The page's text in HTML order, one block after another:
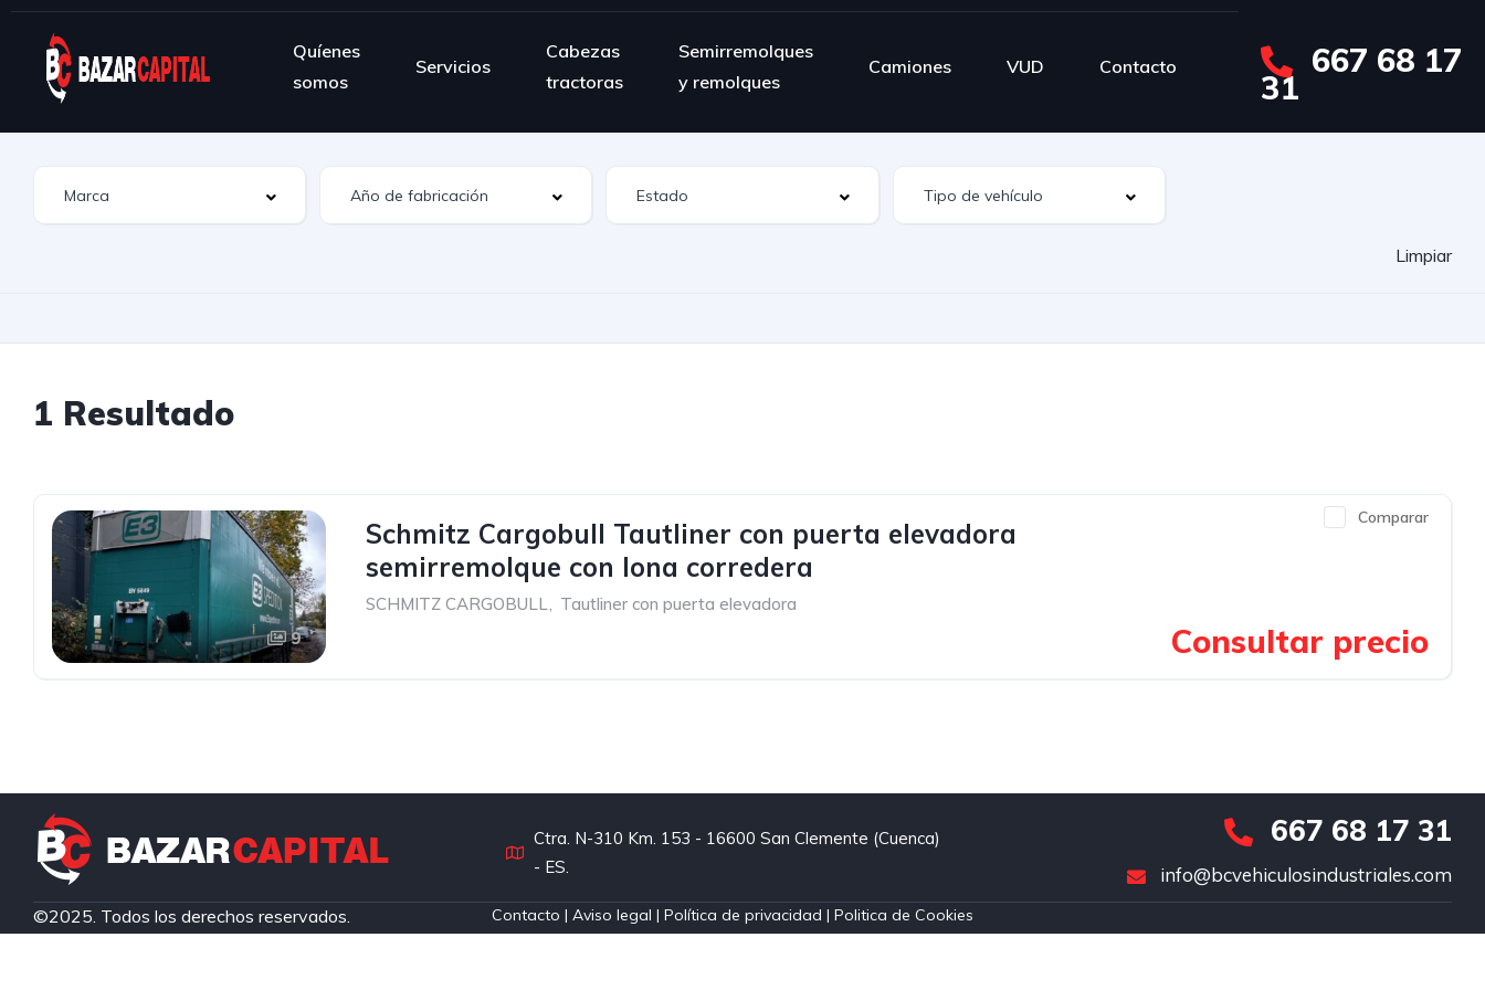
Quíenes
somos
Servicios
Cabezas
tractoras
Semirremolques
y remolques
Camiones VUD Contacto 667 68 17
31
Limpiar
1 Resultado
9
Comparar
Schmitz Cargobull Tautliner con puerta elevadora
semirremolque con lona corredera
SCHMITZ CARGOBULL, Tautliner con puerta elevadora
Consultar precio
Ctra. N-310 Km. 153 - 16600 San Clemente (Cuenca)
- ES.
667 68 17 31
info@bcvehiculosindustriales.com
©2025. Todos los derechos reservados. Contacto | Aviso legal |Política de privacidad |Politica de Cookies